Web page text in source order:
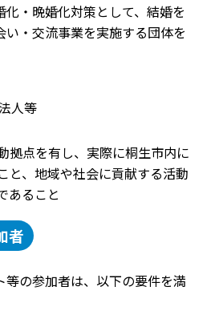
・晩婚化対策として、結婚を
・交流事業を実施する団体を
人等
拠点を有し、実際に桐生市内に
と、地域や社会に貢献する活動
あること
者
の参加者は、以下の要件を満